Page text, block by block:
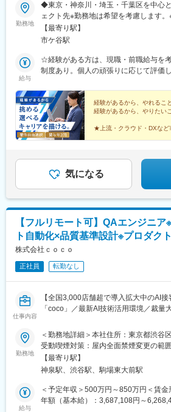
橋通駅、上塩屋駅、旭橋駅
■早期でリーダーへ挑戦：入社1年未満
次第でチームリーダーに挑戦可能。
■プレイヤーとしてエキスパートを目
が還元される制度があり、成果次第で
適なコースです。
■適性に応じてジョブチェンジ：成果
＜実例＞
26歳でエンSXへ中途入社した社員は、
現在はフィールドセールスとして、営
の接点を担う役割にジョブチェンジし
2021年にエンの新規事業としてスター
設立されたセールスメソッドによる業
ー企業です。長年培ってきた様々な業
勤務地
◆東京・神奈川・埼玉・千葉区を中心
ェクト先※勤務地は希望を考慮します
せん。※すべて徒歩10分以内の駅チカ
ト・在宅勤務はプロジェクトによって異
【最寄り駅】
市ケ谷駅
給与
☆経験がある方は、現職・前職給与を
制度あり。個人の頑張りに応じて評価
を考慮し決定します。※上記金額には
含みます。※残業代は全額支給※試用期
給28万円以上で、その他の待遇に変更
万円（経験2年入社）年収750万円（経
（経験5年入社）
経験があるから、やれるこ
経験があるから、やりたい
★上流・クラウド・DXなど
気になる
【フルリモート可】QAエンジニ
ト自動化×品質基準設計※プロダク
株式会社ｃｏｃｏ
正社員 転勤なし
仕事内容
【全国3,000店舗超で導入拡大中のAI
「coco」／最新AI技術活用環境／裁量
■業務内容：
当社が提供するAI接客プラットフォー
ニアとして、プロダクト品質の向上や
主導します。単なるテスト実行に留ま
ドと連携しながら品質基準の策定や要
く関与します。基本はフルリモートで
勤務地
＜勤務地詳細＞本社住所：東京都渋
受動喫煙対策：屋内全面禁煙変更の範
（リモートワーク含む）
【最寄り駅】
神泉駅、渋谷駅、駒場東大前駅
給与
＜予定年収＞500万円～850万円＜賃
年額（基本給）：3,687,108円～